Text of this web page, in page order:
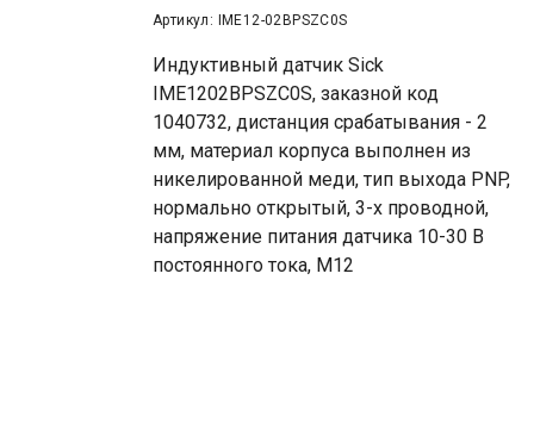
Артикул: IME12-02BPSZC0S
Индуктивный датчик Sick
IME1202BPSZC0S, заказной код
1040732, дистанция срабатывания - 2
мм, материал корпуса выполнен из
никелированной меди, тип выхода PNP,
нормально открытый, 3-х проводной,
напряжение питания датчика 10-30 В
постоянного тока, М12